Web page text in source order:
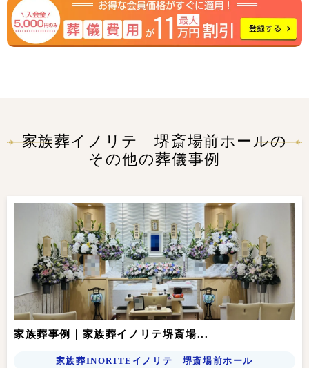
家族葬イノリテ 堺斎場前ホールの
その他の葬儀事例
家族葬事例｜家族葬イノリテ堺斎場...
家族葬INORITEイノリテ 堺斎場前ホール